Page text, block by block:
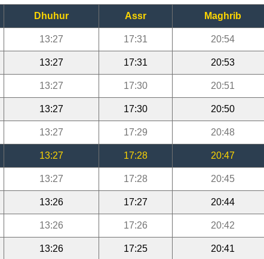
Dhuhur Assr Maghrib
13:27 17:31 20:54
13:27 17:31 20:53
13:27 17:30 20:51
13:27 17:30 20:50
13:27 17:29 20:48
13:27 17:28 20:47
13:27 17:28 20:45
13:26 17:27 20:44
13:26 17:26 20:42
13:26 17:25 20:41